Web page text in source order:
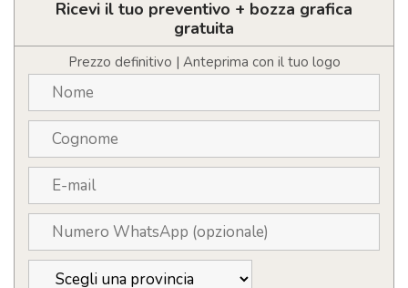
Ricevi il tuo preventivo + bozza grafica
gratuita
Prezzo definitivo | Anteprima con il tuo logo